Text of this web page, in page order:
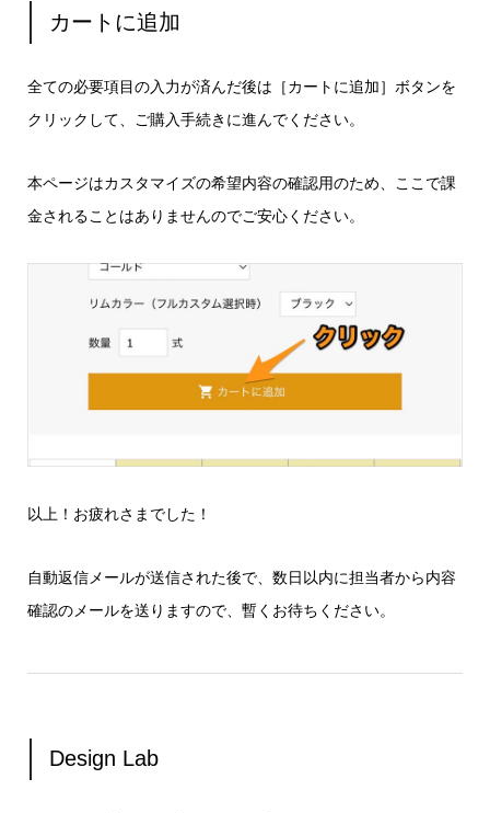
カートに追加
全ての必要項目の入力が済んだ後は［カートに追加］ボタンを
クリックして、 ご購入手続きに進んでください。
本ページはカスタマイズの希望内容の確認用のため、ここで課
金されることはありませんのでご安心ください。
以上！お疲れさまでした！
自動返信メールが送信された後で、数日以内に担当者から内容
確認のメールを送りますので、暫くお待ちください。
Design Lab